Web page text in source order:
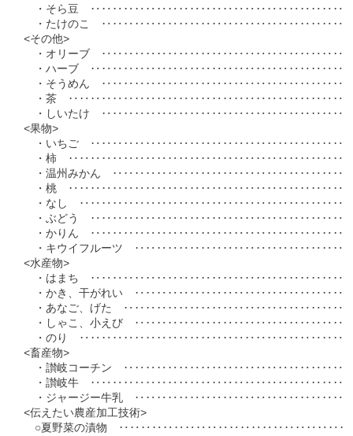
・そら豆　‥‥‥‥‥‥‥‥‥‥‥‥‥‥‥‥‥‥‥‥‥‥‥‥‥
・たけのこ　‥‥‥‥‥‥‥‥‥‥‥‥‥‥‥‥‥‥‥‥‥‥‥‥
<その他>
・オリーブ　‥‥‥‥‥‥‥‥‥‥‥‥‥‥‥‥‥‥‥‥‥‥‥‥
・ハーブ　‥‥‥‥‥‥‥‥‥‥‥‥‥‥‥‥‥‥‥‥‥‥‥‥‥
・そうめん　‥‥‥‥‥‥‥‥‥‥‥‥‥‥‥‥‥‥‥‥‥‥‥‥
・茶　‥‥‥‥‥‥‥‥‥‥‥‥‥‥‥‥‥‥‥‥‥‥‥‥‥‥‥
・しいたけ　‥‥‥‥‥‥‥‥‥‥‥‥‥‥‥‥‥‥‥‥‥‥‥‥
<果物>
・いちご　‥‥‥‥‥‥‥‥‥‥‥‥‥‥‥‥‥‥‥‥‥‥‥‥‥
・柿　
・温州みかん　‥‥‥‥‥‥‥‥‥‥‥‥‥‥‥‥‥‥‥‥‥‥‥
・桃　‥‥‥‥‥‥‥‥‥‥‥‥‥‥‥‥‥‥‥‥‥‥‥‥‥‥‥
・なし　
・ぶどう　
・かりん　
・キウイフルーツ　‥‥‥‥‥‥‥‥‥‥‥‥‥‥‥‥‥‥‥‥‥
<水産物>
・はまち　‥‥‥‥‥‥‥‥‥‥‥‥‥‥‥‥‥‥‥‥‥‥‥‥‥
・かき、干がれい　‥‥‥‥‥‥‥‥‥‥‥‥‥‥‥‥‥‥‥‥‥
・あなご、げた　‥‥‥‥‥‥‥‥‥‥‥‥‥‥‥‥‥‥‥‥‥‥
・しゃこ、小えび　‥‥‥‥‥‥‥‥‥‥‥‥‥‥‥‥‥‥‥‥‥
・のり　‥‥‥‥‥‥‥‥‥‥‥‥‥‥‥‥‥‥‥‥‥‥‥‥‥‥
<畜産物>
・讃岐コーチン　‥‥‥‥‥‥‥‥‥‥‥‥‥‥‥‥‥‥‥‥‥‥
・讃岐牛　‥‥‥‥‥‥‥‥‥‥‥‥‥‥‥‥‥‥‥‥‥‥‥‥‥
・ジャージー牛乳　‥‥‥‥‥‥‥‥‥‥‥‥‥‥‥‥‥‥‥‥‥
<伝えたい農産加工技術>
○夏野菜の漬物　‥‥‥‥‥‥‥‥‥‥‥‥‥‥‥‥‥‥‥‥‥‥